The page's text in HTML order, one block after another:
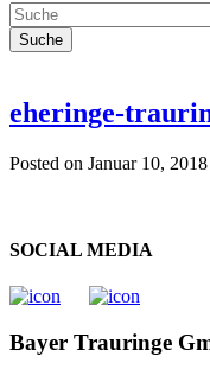
eheringe-
Posted on Januar 10,
SOCIAL MEDIA
Bayer Trauringe